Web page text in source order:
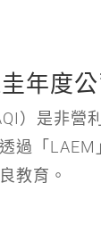
年度
）是非營
過「
教育。